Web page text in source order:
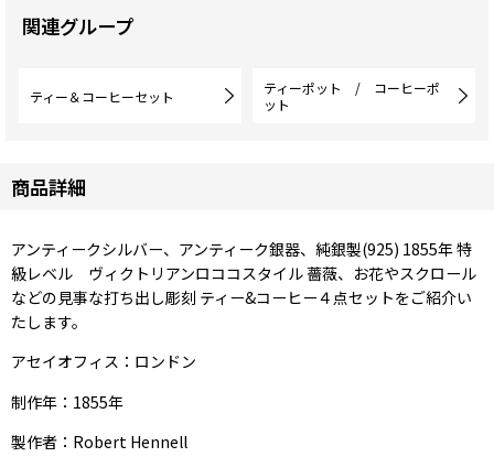
関連グループ
ティー＆コーヒーセット
ティーポット / コーヒーポ
ット
商品詳細
アンティークシルバー、アンティーク銀器、純銀製(925) 1855年 特
級レベル ヴィクトリアンロココスタイル 薔薇、お花やスクロール
などの見事な打ち出し彫刻 ティー&コーヒー４点セットをご紹介い
たします。
アセイオフィス：ロンドン
制作年：1855年
製作者：Robert Hennell